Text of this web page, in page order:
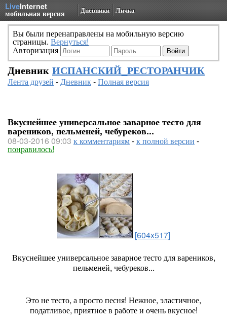
LiveInternet
мобильная версия Дневники Личка
Вы были перенаправлены на мобильную версию
страницы. Вернуться!
Авторизация
Дневник ИСПАНСКИЙ_РЕСТОРАНЧИК
Лента друзей -Дневник-Полная версия
Вкуснейшее универсальное заварное тесто для
вареников, пельменей, чебуреков...
08-03-2016 09:03 к комментариям-к полной версии -
понравилось!
[604x517]
Вкуснейшее универсальное заварное тесто для вареников,
пельменей, чебуреков...
Это не тесто, а просто песня! Нежное, эластичное,
податливое, приятное в работе и очень вкусное!